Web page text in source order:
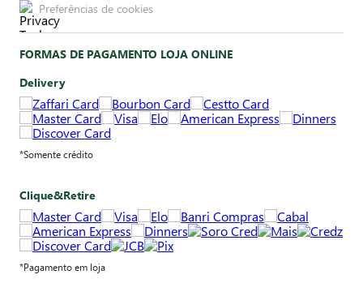
Preferências de cookies
FORMAS DE PAGAMENTO LOJA ONLINE
Delivery
*Somente crédito
Clique&Retire
*Pagamento em loja